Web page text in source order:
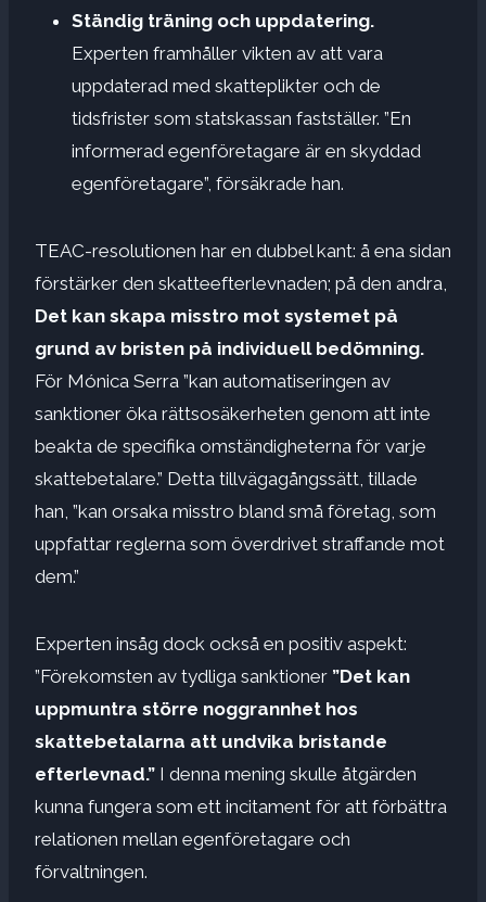
Ständig träning och uppdatering.
Experten framhåller vikten av att vara
uppdaterad med skatteplikter och de
tidsfrister som statskassan fastställer. ”En
informerad egenföretagare är en skyddad
egenföretagare”, försäkrade han.
TEAC-resolutionen har en dubbel kant: å ena sidan
förstärker den skatteefterlevnaden; på den andra,
Det kan skapa misstro mot systemet på
grund av bristen på individuell bedömning.
För Mónica Serra ”kan automatiseringen av
sanktioner öka rättsosäkerheten genom att inte
beakta de specifika omständigheterna för varje
skattebetalare.” Detta tillvägagångssätt, tillade
han, ”kan orsaka misstro bland små företag, som
uppfattar reglerna som överdrivet straffande mot
dem.”
Experten insåg dock också en positiv aspekt: ​​
”Förekomsten av tydliga sanktioner ”Det kan
uppmuntra större noggrannhet hos
skattebetalarna att undvika bristande
efterlevnad.” I denna mening skulle åtgärden
kunna fungera som ett incitament för att förbättra
relationen mellan egenföretagare och
förvaltningen.